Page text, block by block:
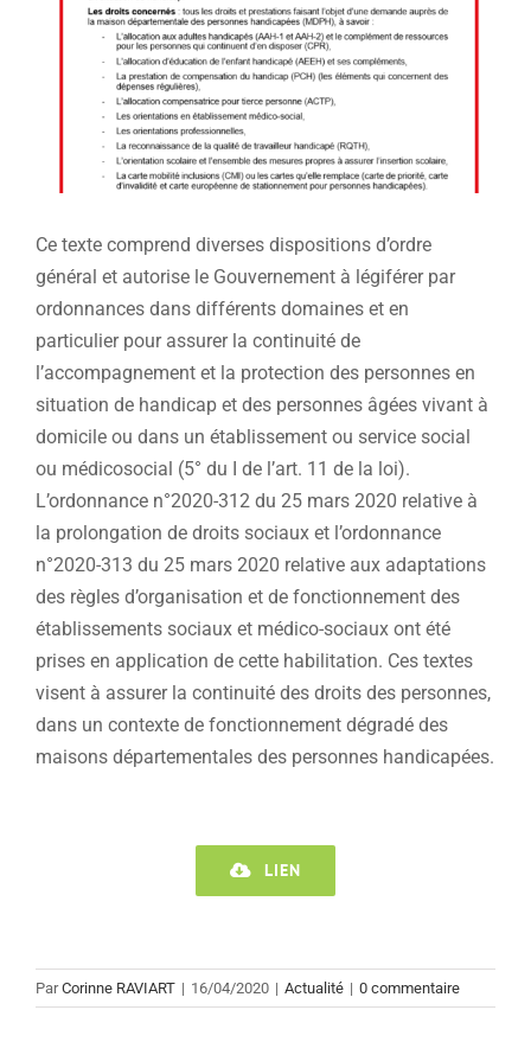
Ce texte comprend diverses dispositions d’ordre
général et autorise le Gouvernement à légiférer par
ordonnances dans différents domaines et en
particulier pour assurer la continuité de
l’accompagnement et la protection des personnes en
situation de handicap et des personnes âgées vivant à
domicile ou dans un établissement ou service social
ou médicosocial (5° du I de l’art. 11 de la loi).
L’ordonnance n°2020-312 du 25 mars 2020 relative à
la prolongation de droits sociaux et l’ordonnance
n°2020-313 du 25 mars 2020 relative aux adaptations
des règles d’organisation et de fonctionnement des
établissements sociaux et médico-sociaux ont été
prises en application de cette habilitation. Ces textes
visent à assurer la continuité des droits des personnes,
dans un contexte de fonctionnement dégradé des
maisons départementales des personnes handicapées.
LIEN
ParCorinne RAVIART | 16/04/2020 | Actualité | 0 commentaire